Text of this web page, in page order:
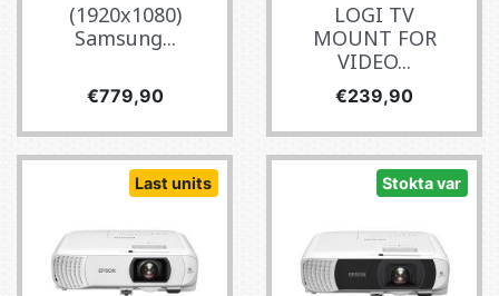
(1920x1080)
Samsung...
Fiyat
€779,90
LOGI TV
MOUNT FOR
VIDEO...
Fiyat
€239,90
Last units Stokta var